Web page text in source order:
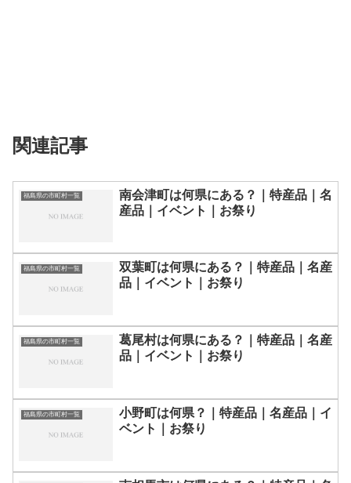
関連記事
福島県の市町村一覧
南会津町は何県にある？｜特産品｜名
産品｜イベント｜お祭り
福島県の市町村一覧
双葉町は何県にある？｜特産品｜名産
品｜イベント｜お祭り
福島県の市町村一覧
葛尾村は何県にある？｜特産品｜名産
品｜イベント｜お祭り
福島県の市町村一覧
小野町は何県？｜特産品｜名産品｜イ
ベント｜お祭り